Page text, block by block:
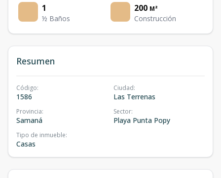
1
½ Baños
200 M²
Construcción
Resumen
Código:
1586
Ciudad:
Las Terrenas
Provincia:
Samaná
Sector:
Playa Punta Popy
Tipo de inmueble:
Casas